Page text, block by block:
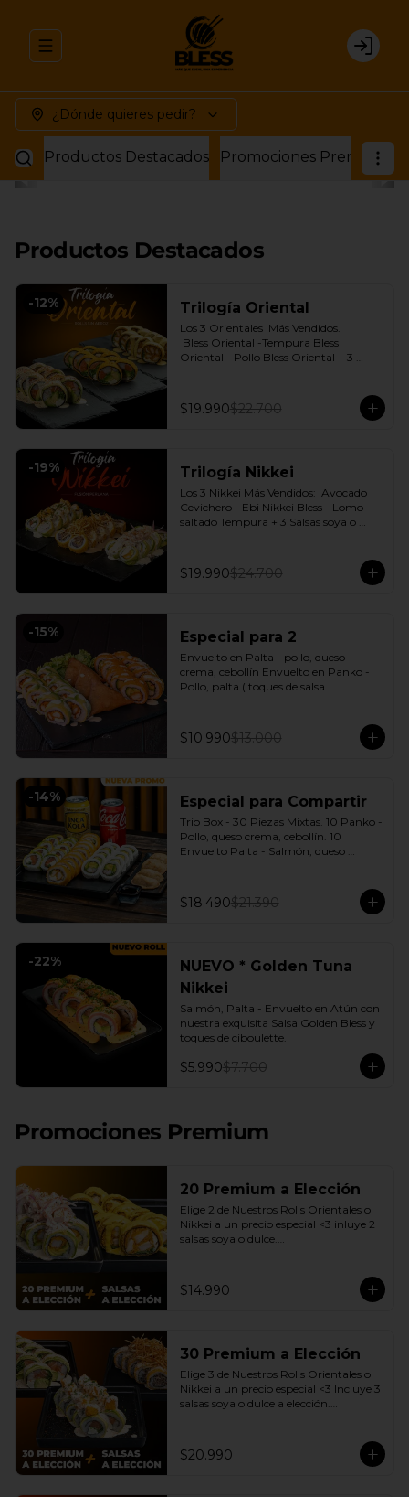
Abrir menu de navegación Login
¿Dónde quieres pedir?
Productos Destacados Promociones Premium
Productos Destacados
-12% Trilogía Oriental
Los 3 Orientales  Más Vendidos.
Bless Oriental -Tempura Bless
Oriental - Pollo Bless Oriental + 3
$19.990$22.700
-19% Trilogía Nikkei
Los 3 Nikkei Más Vendidos:  Avocado
Cevichero - Ebi Nikkei Bless - Lomo
saltado Tempura + 3 Salsas soya o
$19.990$24.700
-15% Especial para 2
Envuelto en Palta - pollo, queso
crema, cebollín Envuelto en Panko -
Pollo, palta ( toques de salsa
2 Salsa soya
$10.990$13.000
-14% Especial para Compartir
Trio Box - 30 Piezas Mixtas. 10 Panko -
Pollo, queso crema, cebollín. 10
Envuelto Palta - Salmón, queso
2 Bebidas Elección | 3 Salsas a Elección
Soya o Agridulce Bless.
$18.490$21.390
-22%
NUEVO * Golden Tuna
Nikkei
Salmón, Palta - Envuelto en Atún con
nuestra exquisita Salsa Golden Bless y
toques de ciboulette.
$5.990$7.700
Promociones Premium
20 Premium a Elección
Elige 2 de Nuestros Rolls Orientales o
Nikkei a un precio especial <3 inluye 2
salsas soya o dulce.
$14.990
30 Premium a Elección
Elige 3 de Nuestros Rolls Orientales o
Nikkei a un precio especial <3 Incluye 3
salsas soya o dulce a elección.
$20.990